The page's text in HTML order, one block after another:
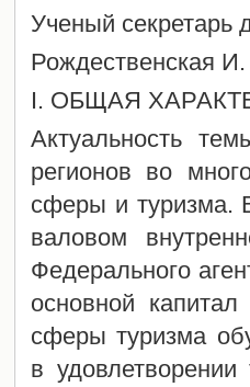
Ученый секретарь
Рождественская
I. ОБЩАЯ
Актуальность
регионов во
сферы и туризма.
валовом
Федерального
основной
сферы туризма
в